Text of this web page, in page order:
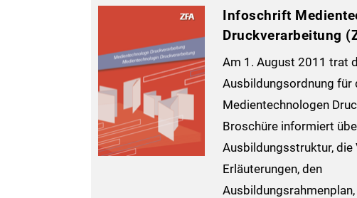
Infoschrift
Druckverarbeitung
Am 1. August 2011 trat
Ausbildungsordnung für
Medientechnologen
Broschüre informiert
Ausbildungsstruktur, die
Erläuterungen, den